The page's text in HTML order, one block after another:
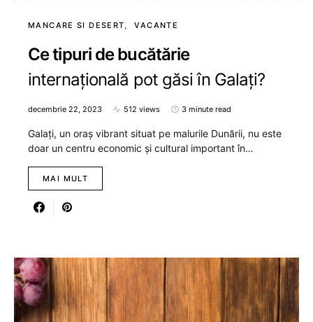
MANCARE SI DESERT VACANTE
Ce tipuri de bucătărie
internațională pot găsi în Galaţi?
decembrie 22, 2023 512 views 3 minute read
Galați, un oraș vibrant situat pe malurile Dunării, nu este
doar un centru economic și cultural important în…
MAI MULT